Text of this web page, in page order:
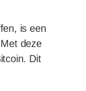
is een
deze
Dit